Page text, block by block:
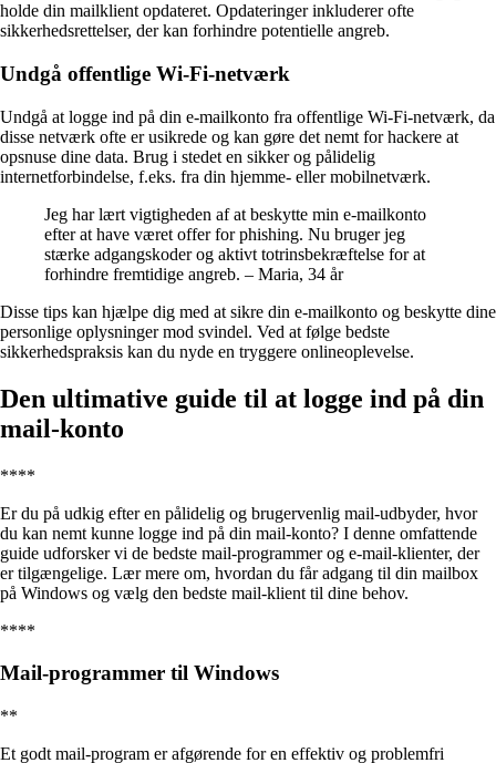
holde din mailklient opdateret. Opdateringer inkluderer ofte
sikkerhedsrettelser, der kan forhindre potentielle angreb.
Undgå offentlige Wi-Fi-netværk
Undgå at logge ind på din e-mailkonto fra offentlige Wi-Fi-netværk, da
disse netværk ofte er usikrede og kan gøre det nemt for hackere at
opsnuse dine data. Brug i stedet en sikker og pålidelig
internetforbindelse, f.eks. fra din hjemme- eller mobilnetværk.
Jeg har lært vigtigheden af at beskytte min e-mailkonto
efter at have været offer for phishing. Nu bruger jeg
stærke adgangskoder og aktivt totrinsbekræftelse for at
forhindre fremtidige angreb. – Maria, 34 år
Disse tips kan hjælpe dig med at sikre din e-mailkonto og beskytte dine
personlige oplysninger mod svindel. Ved at følge bedste
sikkerhedspraksis kan du nyde en tryggere onlineoplevelse.
Den ultimative guide til at logge ind på din
mail-konto
****
Er du på udkig efter en pålidelig og brugervenlig mail-udbyder, hvor
du kan nemt kunne logge ind på din mail-konto? I denne omfattende
guide udforsker vi de bedste mail-programmer og e-mail-klienter, der
er tilgængelige. Lær mere om, hvordan du får adgang til din mailbox
på Windows og vælg den bedste mail-klient til dine behov.
****
Mail-programmer til Windows
**
Et godt mail-program er afgørende for en effektiv og problemfri